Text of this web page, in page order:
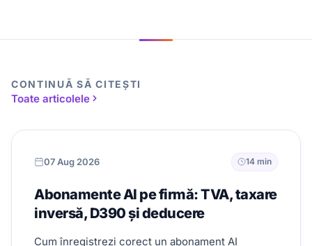
CONTINUĂ SĂ CITEȘTI
Toate articolele
07 Aug 2026 14 min
Abonamente AI pe firmă: TVA, taxare
inversă, D390 și deducere
Cum înregistrezi corect un abonament AI